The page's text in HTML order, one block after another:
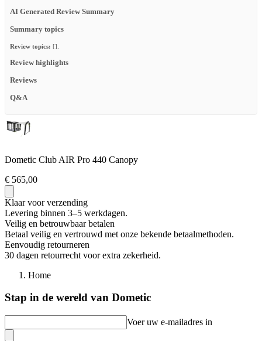
AI Generated Review Summary
Summary topics
Review topics: [].
Review highlights
Reviews
Q&A
Dometic Club AIR Pro 440 Canopy
€ 565,00
Klaar voor verzending
Levering binnen 3–5 werkdagen.
Veilig en betrouwbaar betalen
Betaal veilig en vertrouwd met onze bekende betaalmethoden.
Eenvoudig retourneren
30 dagen retourrecht voor extra zekerheid.
Home
Stap in de wereld van Dometic
Voer uw e-mailadres in